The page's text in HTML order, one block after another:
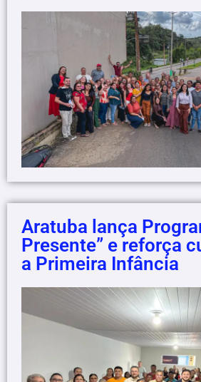
Aratuba lança
Presente” e reforça
a Primeira Infância